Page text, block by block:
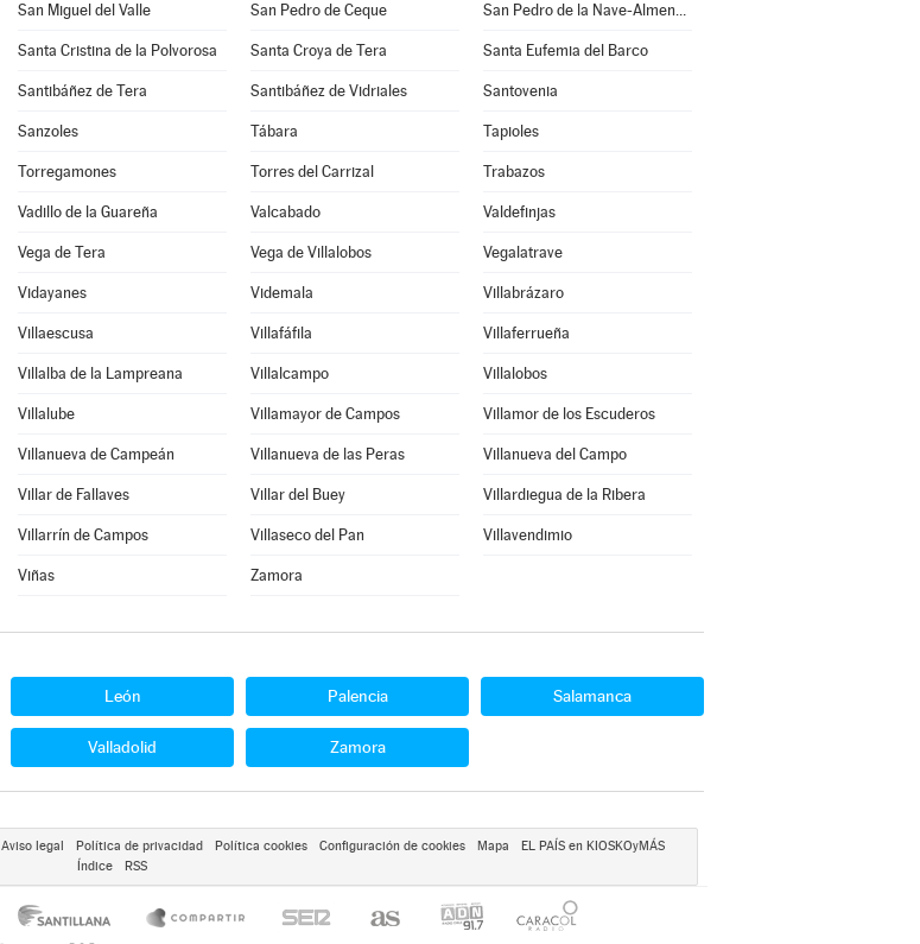
San Miguel del Valle San Pedro de Ceque San Pedro de la Nave-Almendra
Santa Cristina de la Polvorosa Santa Croya de Tera Santa Eufemia del Barco
Santibáñez de Tera Santibáñez de Vidriales Santovenia
Sanzoles Tábara Tapioles
Torregamones Torres del Carrizal Trabazos
Vadillo de la Guareña Valcabado Valdefinjas
Vega de Tera Vega de Villalobos Vegalatrave
Vidayanes Videmala Villabrázaro
Villaescusa Villafáfila Villaferrueña
Villalba de la Lampreana Villalcampo Villalobos
Villalube Villamayor de Campos Villamor de los Escuderos
Villanueva de Campeán Villanueva de las Peras Villanueva del Campo
Villar de Fallaves Villar del Buey Villardiegua de la Ribera
Villarrín de Campos Villaseco del Pan Villavendimio
Viñas Zamora
León Palencia Salamanca
Valladolid Zamora
Aviso legal Política de privacidad Política cookies Configuración de cookies Mapa
EL PAÍS en KIOSKOyMÁS
Índice
RSS